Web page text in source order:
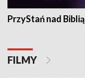
PrzyStań nad Biblią
FILMY